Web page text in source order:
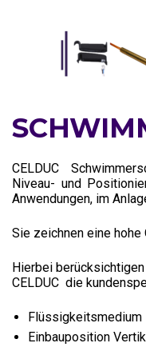
CELDUC
Niveau- und
Anwendungen, im
Sie zeichnen eine hohe
Hierbei
CELDUC die
Flüssigkeitsmedium
Einbauposition